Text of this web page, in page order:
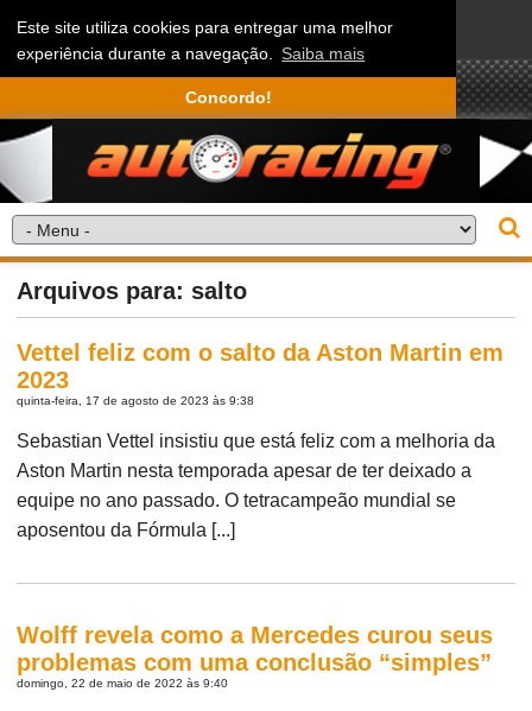
Este site utiliza cookies para entregar uma melhor
experiência durante a navegação. Saiba mais
Concordo!
Arquivos para: salto
Vettel feliz com o salto da Aston Martin em
2023
quinta-feira, 17 de agosto de 2023 às 9:38
Sebastian Vettel insistiu que está feliz com a melhoria da
Aston Martin nesta temporada apesar de ter deixado a
equipe no ano passado. O tetracampeão mundial se
aposentou da Fórmula [...]
Wolff revela como a Mercedes curou seus
problemas com uma conclusão “simples”
domingo, 22 de maio de 2022 às 9:40